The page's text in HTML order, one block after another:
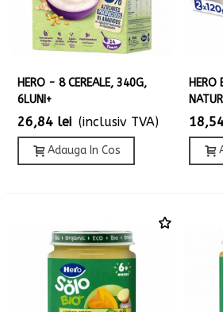
HERO - 8 CEREALE, 340G,
6LUNI+
26,84 lei (inclusiv TVA)
Adauga In Cos